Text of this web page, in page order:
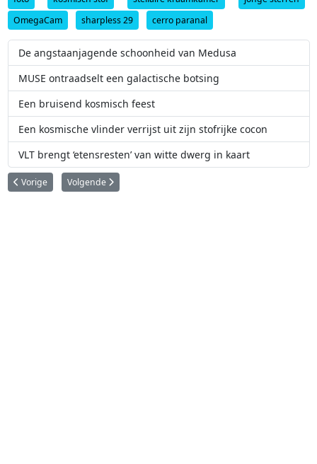
OmegaCam
sharpless 29 cerro paranal
De angstaanjagende schoonheid van Medusa
MUSE ontraadselt een galactische botsing
Een bruisend kosmisch feest
Een kosmische vlinder verrijst uit zijn stofrijke cocon
VLT brengt ‘etensresten’ van witte dwerg in kaart
Vorig artikel: Reusachtige bellen aan het oppervlak van een rode
Vorige Volgende artikel: Eerste licht voor ESPRESSO: de nieuwe
Volgende